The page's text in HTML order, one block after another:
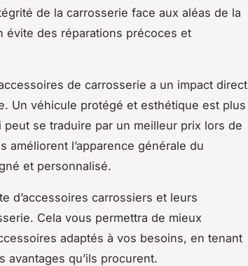
de la carrosserie face aux aléas de la
évite des réparations précoces et
de carrosserie a un impact direct
Un véhicule protégé et esthétique est plus
se traduire par un meilleur prix lors de
améliorent l’apparence générale du
et personnalisé.
d’accessoires carrossiers et leurs
Cela vous permettra de mieux
adaptés à vos besoins, en tenant
qu’ils procurent.